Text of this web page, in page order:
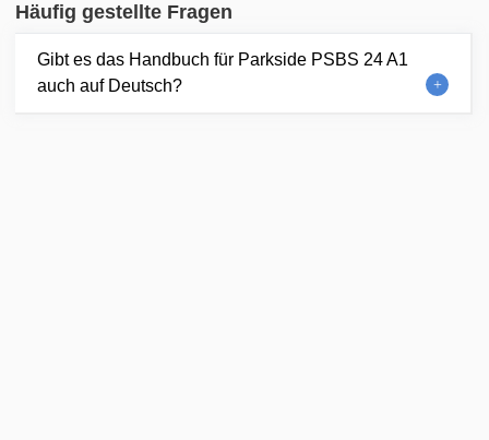
Häufig gestellte Fragen
Gibt es das Handbuch für Parkside PSBS 24 A1
auch auf Deutsch?